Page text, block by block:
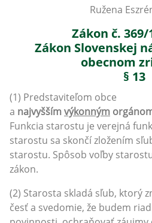
Ružena
Zákon č. 369/
Zákon Slovenskej
obecnom
§ 13
(1) Predstaviteľom obce
a najvyššímvýkonným
Funkcia starostu je verejná
starostu sa skončí zložením
starostu. Spôsob voľby
zákon.
(2) Starosta skladá sľub, ktorý
česť a svedomie, že budem